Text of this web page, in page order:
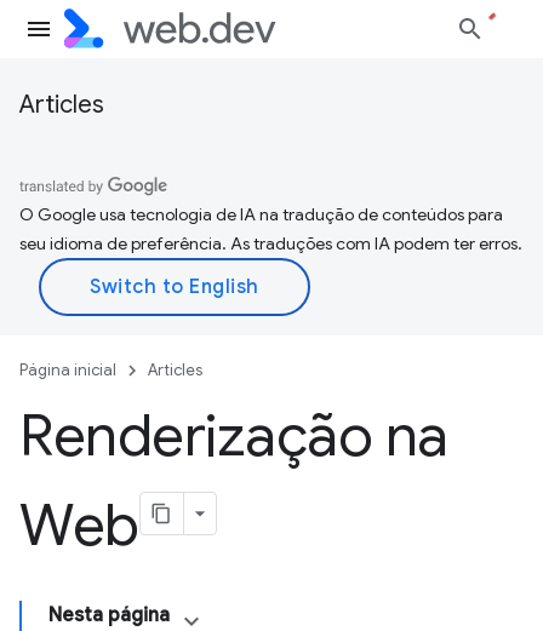
Articles
O Google usa tecnologia de IA na tradução de conteúdos para
seu idioma de preferência. As traduções com IA podem ter erros.
Página inicial Articles
Renderização na
Web
Nesta página